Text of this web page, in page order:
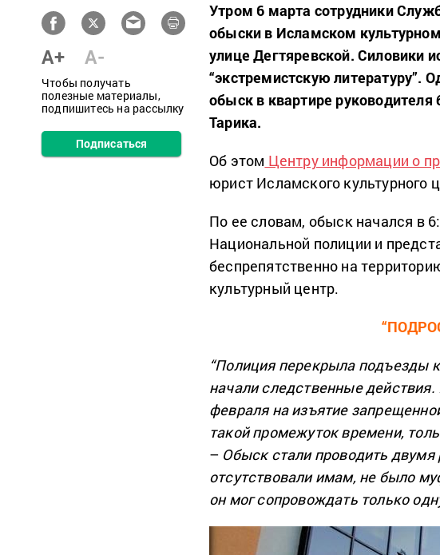
A+ A-
Чтобы получать
полезные материалы,
подпишитесь на рассылку
Подписаться
Утром 6 марта сотрудники
обыски в Исламском
улице Дегтяревской. Силовики
“экстремистскую литературу”.
обыск в квартире руководителя
Тарика.
Об этом Центру информации о
юрист Исламского культурного
По ее словам, обыск начался в
Национальной полиции и
беспрепятственно на
культурный центр.
“Полиция перекрыла подъезды
начали следственные
февраля на изъятие
такой промежуток времени,
– Обыск стали проводить
отсутствовали имам, не было
он мог сопровождать только